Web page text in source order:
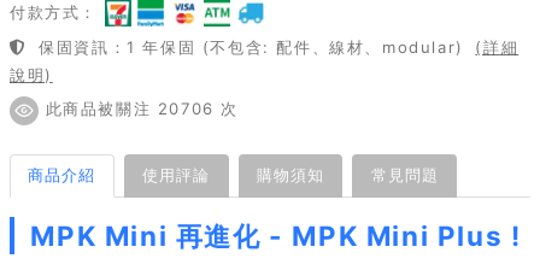
付款方式：
保固資訊：1 年保固 (不包含: 配件、線材、modular)
(詳細
說明)
此商品被關注 20706 次
商品介紹 使用評論 購物須知 常見問題
MPK Mini 再進化 - MPK Mini Plus !